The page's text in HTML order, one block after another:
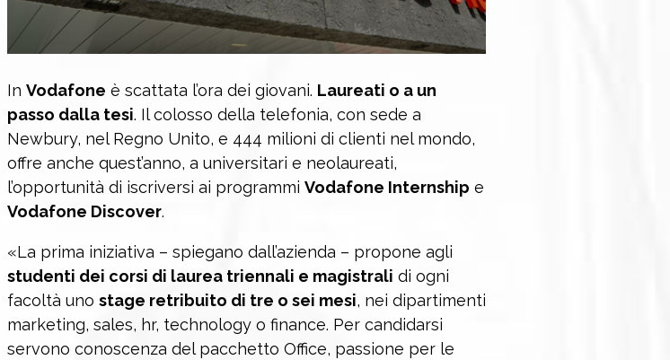
In Vodafone è scattata l’ora dei giovani. Laureati o a un
passo dalla tesi. Il colosso della telefonia, con sede a
Newbury, nel Regno Unito, e 444 milioni di clienti nel mondo,
offre anche quest’anno, a universitari e neolaureati,
l’opportunità di iscriversi ai programmi Vodafone Internship e
Vodafone Discover.
«La prima iniziativa – spiegano dall’azienda – propone agli
studenti dei corsi di laurea triennali e magistrali di ogni
facoltà uno stage retribuito di tre o sei mesi, nei dipartimenti
marketing, sales, hr, technology o finance. Per candidarsi
servono conoscenza del pacchetto Office, passione per le